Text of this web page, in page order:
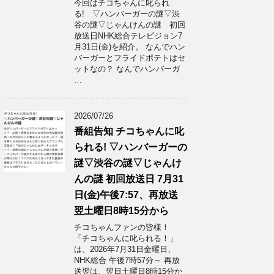
今回はチコちゃんに叱られ
る! ▽ハンバーガーの謎▽渋
谷の謎▽じゃんけんの謎 初回
放送日NHK総合テレビジョン7
月31日(金)を紹介。 なんでハン
バーガーとフライドポテトはセ
ットなの？ なんでハンバーガ
…
2026/07/26
番組告知 チコちゃんに叱
られる! ▽ハンバーガーの
謎▽渋谷の謎▽じゃんけ
んの謎 初回放送日 7月31
日(金)午後7:57、再放送
翌土曜日8時15分から
チコちゃんファンの皆様！
「チコちゃんに叱られる！」​
は、2026年7月31日金曜日、
NHK総合 午後7時57分～ 再放
送翌は、翌日土曜日8時15分か